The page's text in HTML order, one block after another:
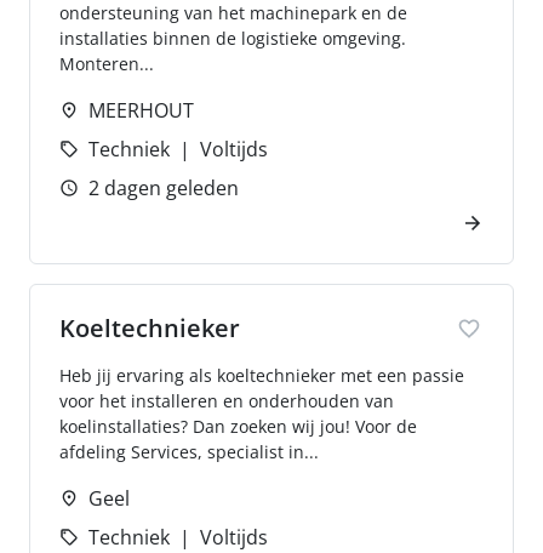
ondersteuning van het machinepark en de
installaties binnen de logistieke omgeving.
Monteren...
MEERHOUT
Techniek
Voltijds
2 dagen geleden
Koeltechnieker
Heb jij ervaring als koeltechnieker met een passie
voor het installeren en onderhouden van
koelinstallaties? Dan zoeken wij jou! Voor de
afdeling Services, specialist in...
Geel
Techniek
Voltijds